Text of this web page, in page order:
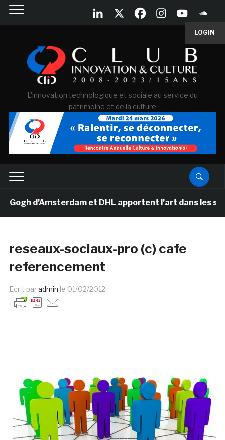
LOGIN
L'innovation technologique et sociale au service du
patrimoine et de la culture
d’Amsterdam et DHL apportent l’art dans les
reseaux-sociaux-pro (c) cafe
referencement
Ecrit paradmin le 01/02/2012